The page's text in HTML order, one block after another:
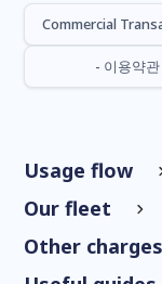
Commercial
- 이용약
Usage flow
Our fleet
Other charges